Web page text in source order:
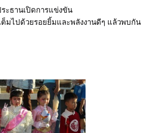
ะธานเปิดการแข่งขัน
ไปด้วยรอยยิ้มและพลังงานดีๆ แล้วพบกัน